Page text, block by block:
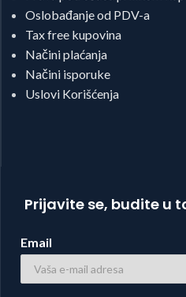
Oslobađanje od PDV-a
Tax free kupovina
Načini plaćanja
Načini isporuke
Uslovi Korišćenja
Prijavite se, budite u
Email